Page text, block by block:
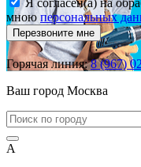
мною персональных
Перезвоните мне
Горячая линия:8 (967)
Ваш город Москва
А